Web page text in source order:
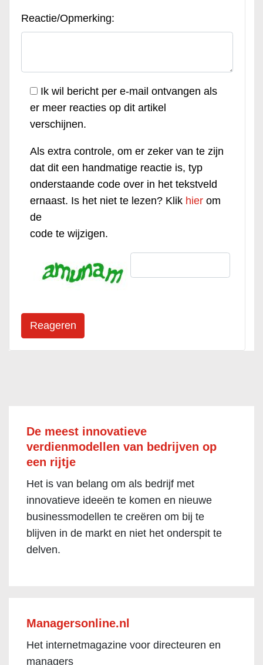
Reactie/Opmerking:
Ik wil bericht per e-mail ontvangen als
er meer reacties op dit artikel
verschijnen.
Als extra controle, om er zeker van te zijn
dat dit een handmatige reactie is, typ
onderstaande code over in het tekstveld
ernaast. Is het niet te lezen? Klik hier om
de
code te wijzigen.
De meest innovatieve
verdienmodellen van bedrijven op
een rijtje
Het is van belang om als bedrijf met
innovatieve ideeën te komen en nieuwe
businessmodellen te creëren om bij te
blijven in de markt en niet het onderspit te
delven.
Managersonline.nl
Het internetmagazine voor directeuren en
managers